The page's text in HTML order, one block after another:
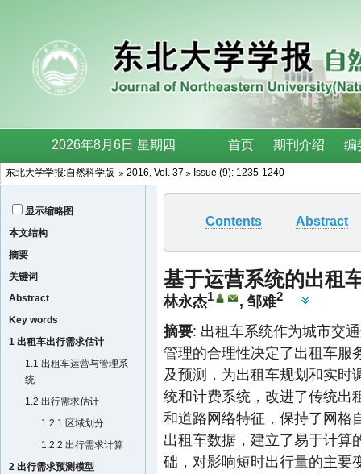
东北大学学报:自然科学版 2016, Vol. 37 Issue (9): 1235-1240
显示缩略图
本文结构
摘要
关键词
Abstract
Key words
1 出租车出行需求估计
1.1 出租车运营与管理系
统
1.2 出行需求估计
1.2.1 区域划分
1.2.2 出行需求计算
2 出行需求预测模型
Contents Abstract
基于运营系统的出租
林永杰1 , 邹难2
摘要: 出租车系统作为城市交
管理的合理性决定了出租车服
及预测，为出租车规划和实时
统和计费系统，改进了传统出
和道路网络特征，保持了网格
出租车数据，建立了易于计算
础，对影响短时出行量的主要